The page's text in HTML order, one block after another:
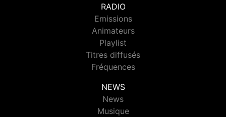
RADIO
Emissions
Animateurs
Playlist
Titres diffusés
Fréquences
NEWS
News
Musique